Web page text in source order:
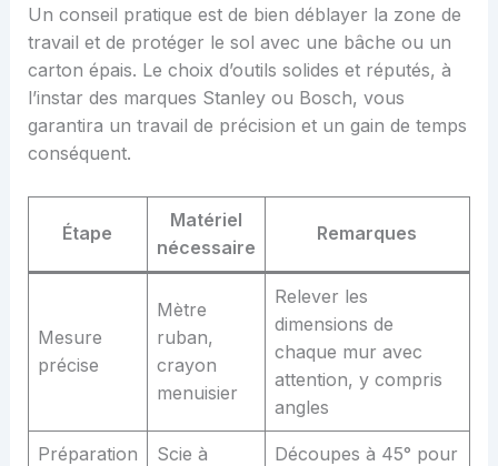
Un conseil pratique est de bien déblayer la zone de
travail et de protéger le sol avec une bâche ou un
carton épais. Le choix d’outils solides et réputés, à
l’instar des marques Stanley ou Bosch, vous
garantira un travail de précision et un gain de temps
conséquent.
Étape
Matériel
nécessaire
Remarques
Mesure
précise
Mètre
ruban,
crayon
menuisier
Relever les
dimensions de
chaque mur avec
attention, y compris
angles
Préparation
Scie à
Découpes à 45° pour